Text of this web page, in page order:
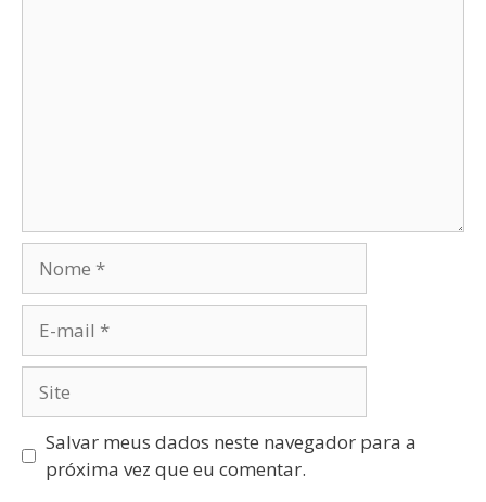
Salvar meus dados neste navegador para a
próxima vez que eu comentar.